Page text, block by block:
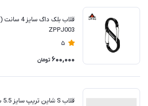
ZPPJ003
5
600,000 تومان